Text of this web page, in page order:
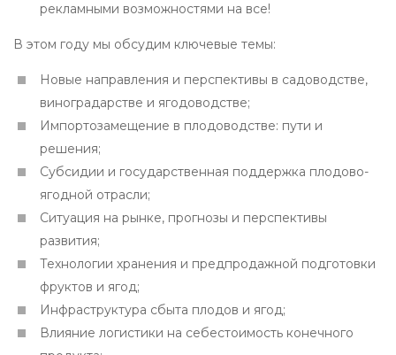
рекламными возможностями на все!
В этом году мы обсудим ключевые темы:
Новые направления и перспективы в садоводстве,
виноградарстве и ягодоводстве;
Импортозамещение в плодоводстве: пути и
решения;
Субсидии и государственная поддержка плодово-
ягодной отрасли;
Ситуация на рынке, прогнозы и перспективы
развития;
Технологии хранения и предпродажной подготовки
фруктов и ягод;
Инфраструктура сбыта плодов и ягод;
Влияние логистики на себестоимость конечного